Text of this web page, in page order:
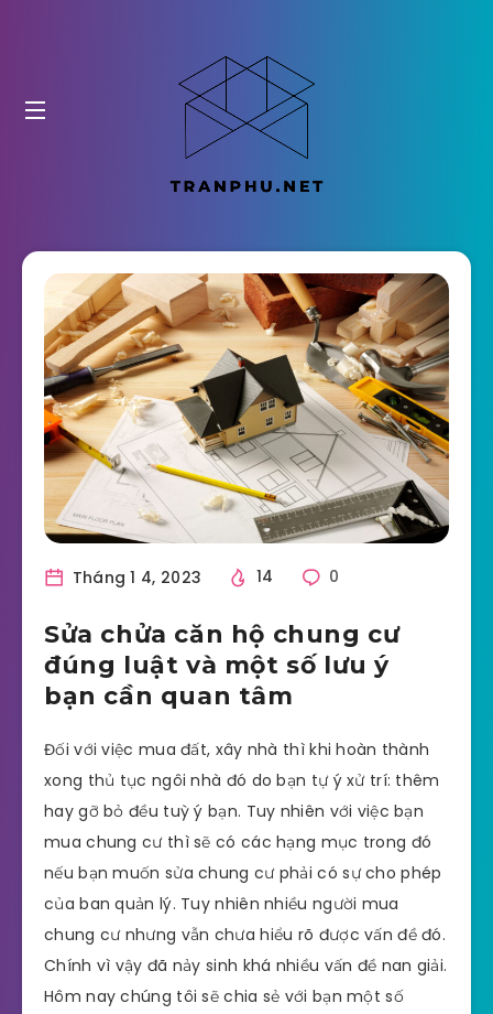
Tháng 1 4, 2023 14 0
Sửa chửa căn hộ chung cư
đúng luật và một số lưu ý
bạn cần quan tâm
Đối với việc mua đất, xây nhà thì khi hoàn thành
xong thủ tục ngôi nhà đó do bạn tự ý xử trí: thêm
hay gỡ bỏ đều tuỳ ý bạn. Tuy nhiên với việc bạn
mua chung cư thì sẽ có các hạng mục trong đó
nếu bạn muốn sửa chung cư phải có sự cho phép
của ban quản lý. Tuy nhiên nhiều người mua
chung cư nhưng vẫn chưa hiểu rõ được vấn đề đó.
Chính vì vậy đã nảy sinh khá nhiều vấn đề nan giải.
Hôm nay chúng tôi sẽ chia sẻ với bạn một số